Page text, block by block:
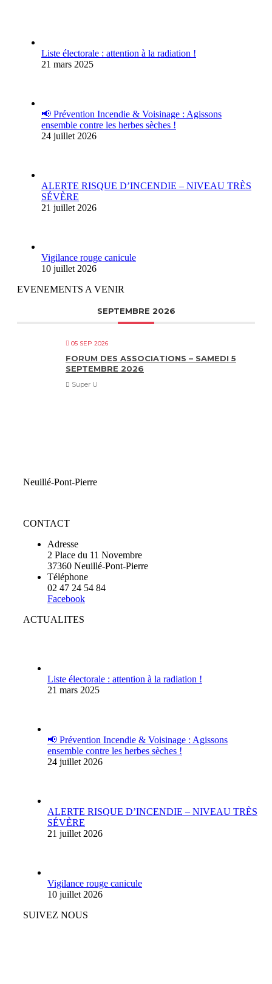
Liste électorale : attention à la radiation !
21 mars 2025
📢 Prévention Incendie & Voisinage : Agissons
ensemble contre les herbes sèches !
24 juillet 2026
ALERTE RISQUE D’INCENDIE – NIVEAU TRÈS
SÉVÈRE
21 juillet 2026
Vigilance rouge canicule
10 juillet 2026
EVENEMENTS A VENIR
SEPTEMBRE 2026
05 SEP 2026
FORUM DES ASSOCIATIONS – SAMEDI 5
SEPTEMBRE 2026
Super U
Neuillé-Pont-Pierre
CONTACT
Adresse
2 Place du 11 Novembre
37360 Neuillé-Pont-Pierre
Téléphone
02 47 24 54 84
Facebook
ACTUALITES
Liste électorale : attention à la radiation !
21 mars 2025
📢 Prévention Incendie & Voisinage : Agissons
ensemble contre les herbes sèches !
24 juillet 2026
ALERTE RISQUE D’INCENDIE – NIVEAU TRÈS
SÉVÈRE
21 juillet 2026
Vigilance rouge canicule
10 juillet 2026
SUIVEZ NOUS